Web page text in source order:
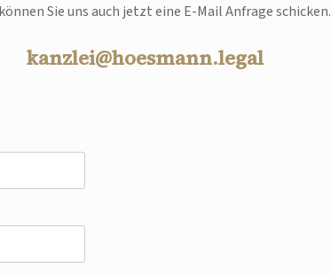
Sie uns auch jetzt eine E-Mail Anfrage schicken.
kanzlei@hoesmann.legal